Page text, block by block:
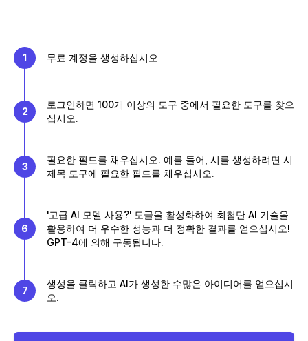
1 무료 계정을 생성하십시오
2
로그인하면 100개 이상의 도구 중에서 필요한 도구를 찾으
십시오.
3
필요한 필드를 채우십시오. 예를 들어, 시를 생성하려면 시
제목 도구에 필요한 필드를 채우십시오.
6
'고급 AI 모델 사용?' 토글을 활성화하여 최첨단 AI 기술을
활용하여 더 우수한 성능과 더 정확한 결과를 얻으십시오!
GPT-4에 의해 구동됩니다.
7
생성을 클릭하고 AI가 생성한 수많은 아이디어를 얻으십시
오.